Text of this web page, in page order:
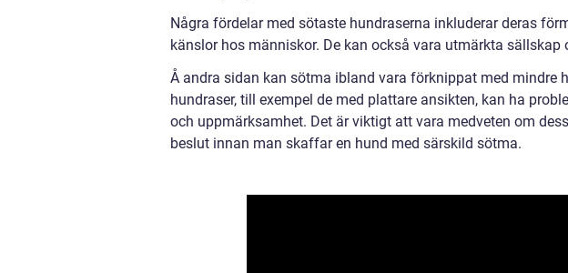
Några fördelar med sötaste hundraserna inkluderar deras
känslor hos människor. De kan också vara utmärkta sällskap
Å andra sidan kan sötma ibland vara förknippat med mindre
hundraser, till exempel de med plattare ansikten, kan ha
och uppmärksamhet. Det är viktigt att vara medveten om
beslut innan man skaffar en hund med särskild sötma.